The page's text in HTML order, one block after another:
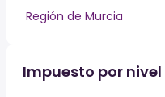
Región de Murcia
Impuesto por